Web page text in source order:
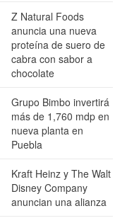
Z Natural Foods
anuncia una nueva
proteína de suero de
cabra con sabor a
chocolate
Grupo Bimbo invertirá
más de 1,760 mdp en
nueva planta en
Puebla
Kraft Heinz y The Walt
Disney Company
anuncian una alianza